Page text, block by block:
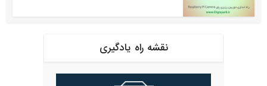
نقشه راه یادگیری